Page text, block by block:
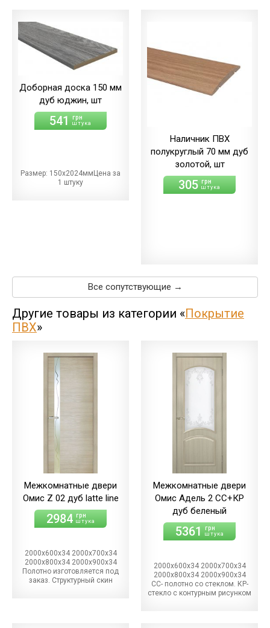
Доборная доска 150 мм
дуб юджин, шт
541 грн
штука
Размер: 150х2024ммЦена за
1 штуку
Наличник ПВХ
полукруглый 70 мм дуб
золотой, шт
305 грн
штука
Все сопутствующие →
Другие товары из категории «Покрытие
ПВХ»
Межкомнатные двери
Омис Z 02 дуб latte line
2984 грн
штука
2000х600х34 2000х700х34
2000х800х34 2000х900х34
Полотно изготовляется под
заказ. Структурный скин
Межкомнатные двери
Омис Адель 2 СС+КР
дуб беленый
5361 грн
штука
2000х600х34 2000х700х34
2000х800х34 2000х900х34
СС- полотно со стеклом. КР-
стекло с контурным рисунком